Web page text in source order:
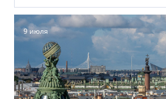
9 июля